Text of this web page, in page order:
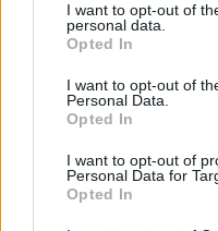
I want to opt-out of
personal data.
Opted In
I want to opt-out of
Personal Data.
Opted In
I want to opt-out of
Personal Data for
Opted In